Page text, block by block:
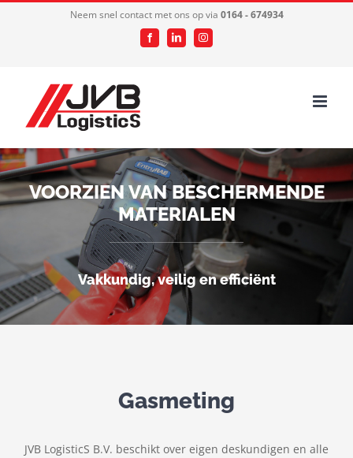
Neem snel contact met ons op via 0164 - 674934
FacebookLinkedInInstagram
VOORZIEN VAN BESCHERMENDE
MATERIALEN
Vakkundig, veilig en efficiënt
Gasmeting
JVB LogisticS B.V. beschikt over eigen deskundigen en alle